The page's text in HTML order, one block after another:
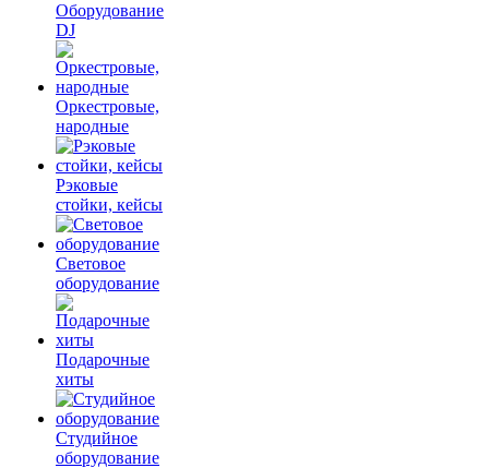
Оборудование
DJ
Оркестровые,
народные
Рэковые
стойки, кейсы
Световое
оборудование
Подарочные
хиты
Студийное
оборудование